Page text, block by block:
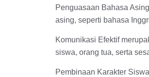
Penguasaan Bahasa
asing, seperti bahasa
Komunikasi Efektif
siswa, orang tua, serta
Pembinaan Karakter